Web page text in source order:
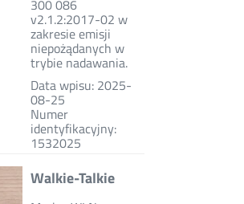
300 086
v2.1.2:2017-02 w
zakresie emisji
niepożądanych w
trybie nadawania.
Data wpisu: 2025-
08-25
Numer
identyfikacyjny:
1532025
Walkie-Talkie